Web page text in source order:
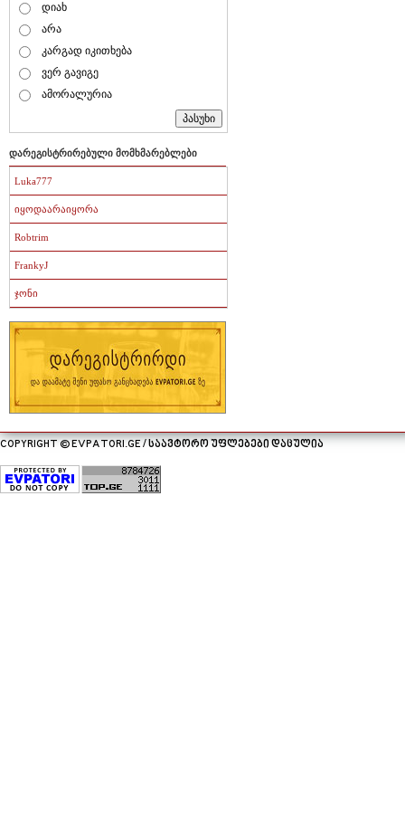
დიახ
არა
კარგად იკითხება
ვერ გავიგე
ამორალურია
დარეგისტრირებული მომხმარებლები
Luka777
იყოდაარაიყორა
Robtrim
FrankyJ
ჯონი
COPYRIGHT © EVPATORI.GE / საავტორო უფლებები დაცულია